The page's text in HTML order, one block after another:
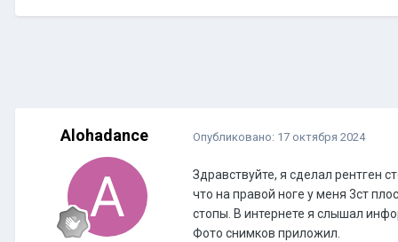
Alohadance Опубликовано: 17 октября 2024
Здравствуйте, я сделал рентген
что на правой ноге у меня 3ст
стопы. В интернете я слышал
Фото снимков приложил.